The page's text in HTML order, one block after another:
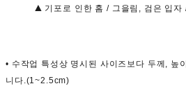
▲ 기포로 인한 홈 / 그을림, 검은 입
• 수작업 특성상 명시된 사이즈보다 두께, 높
니다.(1~2.5cm)